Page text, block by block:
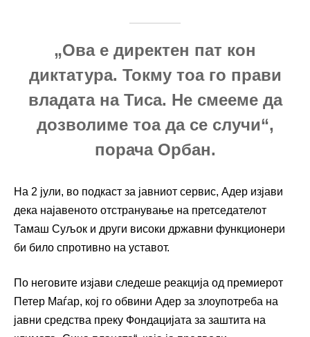
„Ова е директен пат кон
диктатура. Токму тоа го прави
владата на Тиса. Не смееме да
дозволиме тоа да се случи“,
порача Орбан.
На 2 јули, во подкаст за јавниот сервис, Адер изјави
дека најавеното отстранување на претседателот
Тамаш Суљок и други високи државни функционери
би било спротивно на уставот.
По неговите изјави следеше реакција од премиерот
Петер Маѓар, кој го обвини Адер за злоупотреба на
јавни средства преку Фондацијата за заштита на